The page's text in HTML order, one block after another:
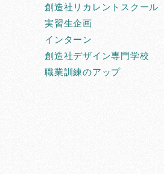
創造社リカレントスクール
実習生企画
インターン
創造社デザイン専門学校
職業訓練のアップ